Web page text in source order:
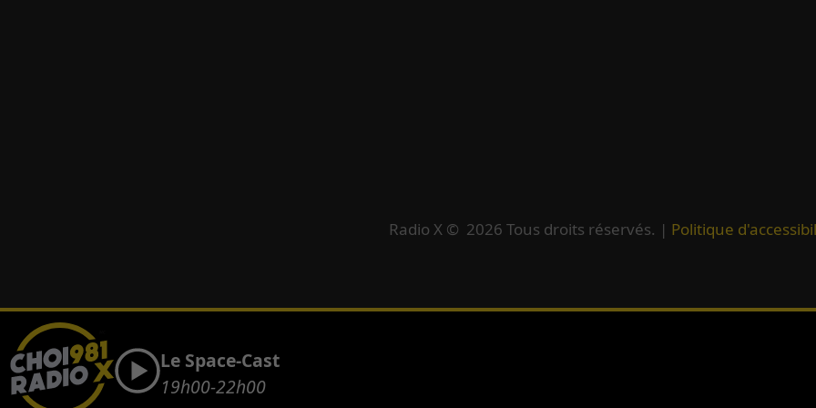
Radio X © 2026 Tous droits réservés. | Politique
Le Space-Cast
19h00-22h00